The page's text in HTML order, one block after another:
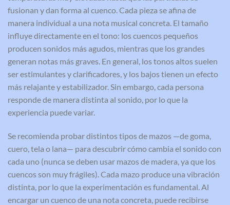
fusionan y dan forma al cuenco. Cada pieza se afina de
manera individual a una nota musical concreta. El tamaño
influye directamente en el tono: los cuencos pequeños
producen sonidos más agudos, mientras que los grandes
generan notas más graves. En general, los tonos altos suelen
ser estimulantes y clarificadores, y los bajos tienen un efecto
más relajante y estabilizador. Sin embargo, cada persona
responde de manera distinta al sonido, por lo que la
experiencia puede variar.
Se recomienda probar distintos tipos de mazos —de goma,
cuero, tela o lana— para descubrir cómo cambia el sonido con
cada uno (nunca se deben usar mazos de madera, ya que los
cuencos son muy frágiles). Cada mazo produce una vibración
distinta, por lo que la experimentación es fundamental. Al
encargar un cuenco de una nota concreta, puede recibirse